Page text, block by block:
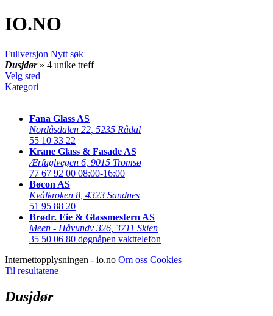
IO.NO
Fullversjon Nytt søk
Dusjdør » 4 unike treff
Velg sted
Kategori
Fana Glass AS
Nordåsdalen 22 5235 Rådal
55 10 33 22
Krane Glass & Fasade AS
Ærfuglvegen 6 9015 Tromsø
77 67 92 00 08:00-16:00
Bøcon AS
Kvålkroken 8 4323 Sandnes
51 95 88 20
Brødr. Eie & Glassmestern AS
Meen - Håvundv 326 3711 Skien
35 50 06 80 døgnåpen vakttelefon
Internettopplysningen - io.no Om oss Cookies
Til resultatene
Dusjdør